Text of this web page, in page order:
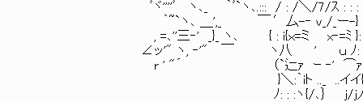
ﾞヾ''''ﾞ ヽ､_ ｀ﾞ`ヽ､.::: / : /＼/7/ｽ : : : : :
｀~`ヽ､ ＿',_ ￣ ′厶-‐ v_/_ー-} : :
, =､''三‐' _}_ ヽ､ { : i{ｘ=ミ x‐=ﾐ }: : :
∠ッ'" ヽ, ‐'" ￣ ヽ八 ' ｕ ﾉ: :/: : ; 本当に
r ' "´ （`辷ｧ ｰ ‐' ⌒ｧ'
}＼:｀iト .._ ..イイ{: :/{
ﾉ: : :ヽ{/､｝ j/j人_: